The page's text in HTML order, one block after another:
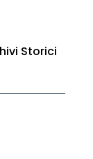
Storici